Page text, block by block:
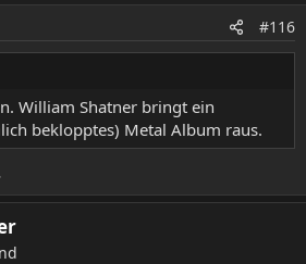
#116
William Shatner bringt ein
beklopptes) Metal Album raus.